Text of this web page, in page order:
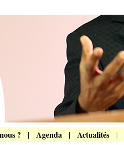
? | Agenda | Actualités|